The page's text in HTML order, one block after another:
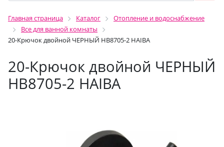
Главная страница Каталог
Отопление и водоснабжение
Все для ванной комнаты
20-Крючок двойной ЧЕРНЫЙ HB8705-2 HAIBA
20-Крючок двойной ЧЕРНЫЙ
HB8705-2 HAIBA